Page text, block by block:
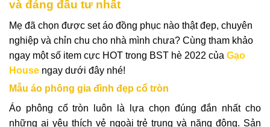
và đáng đầu tư nhất
Mẹ đã chọn được set áo đồng phục nào thật đẹp, chuyên
nghiệp và chỉn chu cho nhà mình chưa? Cùng tham khảo
ngay một số item cực HOT trong BST hè 2022 của Gạo
House ngay dưới đây nhé!
Mẫu áo phông gia đình đẹp cổ tròn
Áo phông cổ tròn luôn là lựa chọn đúng đắn nhất cho
những ai yêu thích vẻ ngoài trẻ trung và năng động. Sản